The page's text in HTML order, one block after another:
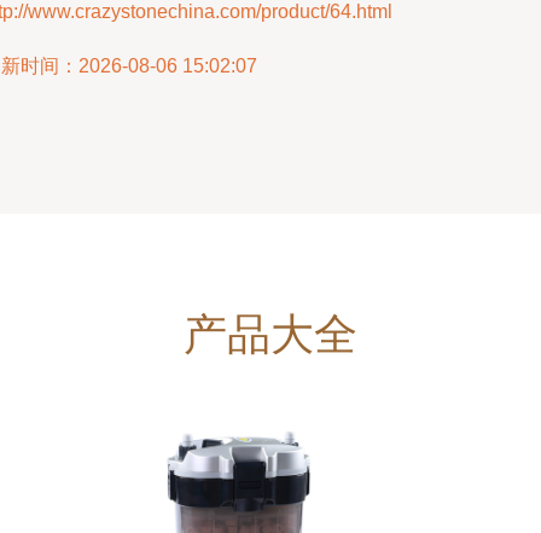
www.crazystonechina.com/product/64.html
时间：2026-08-06 15:02:07
产品大全